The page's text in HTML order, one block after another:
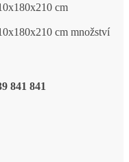
cm
cm množství
841 841